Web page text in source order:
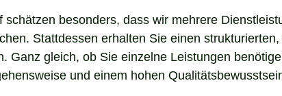
schätzen besonders, dass wir mehrere
Stattdessen erhalten Sie einen
Ganz gleich, ob Sie einzelne Leistungen
und einem hohen